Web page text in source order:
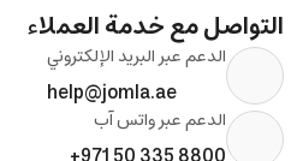
التواصل مع خدمة العملاء
الدعم عبر البريد الإلكتروني
help@jomla.ae
الدعم عبر واتس آب